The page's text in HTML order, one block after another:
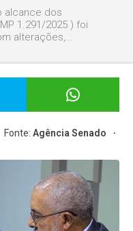
alcance dos
1.291/2025 ) foi
alterações,...
Fonte:Agência Senado